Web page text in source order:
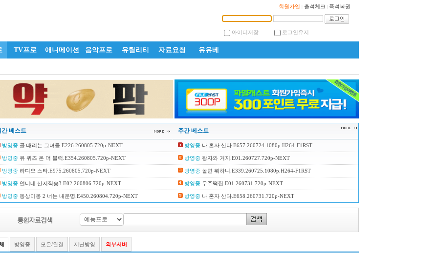
회원가입 출석체크 즉석복권
아이디저장 로그인유지
TV프로 애니메이션 음악프로 유틸리티 자료요청 유유베
간 베스트
방영중 골 때리는 그녀들.E226.260805.720p-NEXT
방영중 유 퀴즈 온 더 블럭.E354.260805.720p-NEXT
방영중 라디오 스타.E975.260805.720p-NEXT
방영중 언니네 산지직송3.E02.260806.720p-NEXT
방영중 동상이몽 2 너는 내운명.E450.260804.720p-NEXT
주간 베스트
방영중 나 혼자 산다.E657.260724.1080p.H264-F1RST
방영중 왕자와 거지.E01.260727.720p-NEXT
방영중 놀면 뭐하니.E339.260725.1080p.H264-F1RST
방영중 우주떡집.E01.260731.720p-NEXT
방영중 나 혼자 산다.E658.260731.720p-NEXT
방영중 모은/완결 지난방영 외부서버